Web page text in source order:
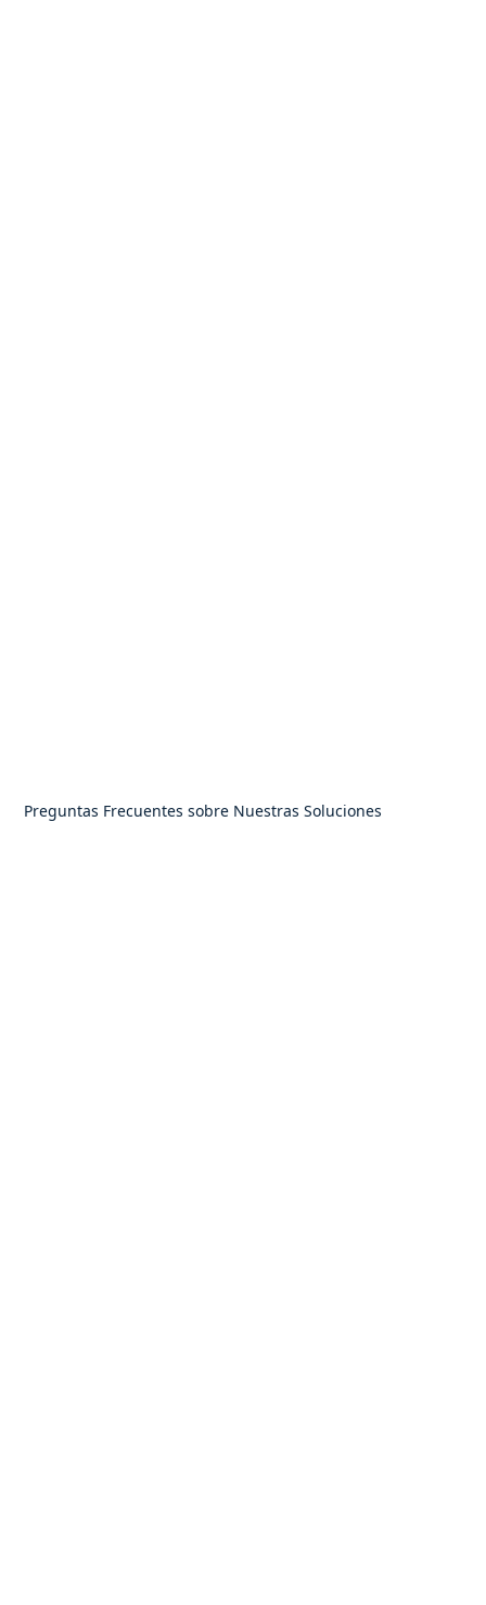
Preguntas Frecuentes sobre Nuestras Soluciones